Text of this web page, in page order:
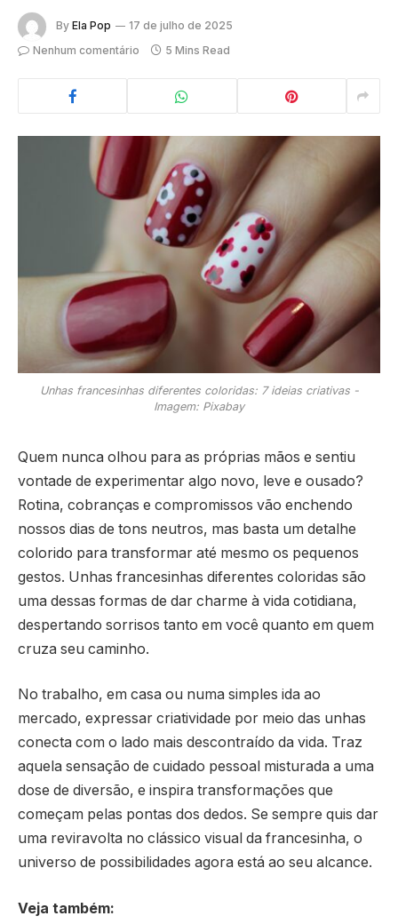
By Ela Pop
17 de julho de 2025
Nenhum comentário
5 Mins Read
Unhas francesinhas diferentes coloridas: 7 ideias criativas -
Imagem: Pixabay
Quem nunca olhou para as próprias mãos e sentiu
vontade de experimentar algo novo, leve e ousado?
Rotina, cobranças e compromissos vão enchendo
nossos dias de tons neutros, mas basta um detalhe
colorido para transformar até mesmo os pequenos
gestos. Unhas francesinhas diferentes coloridas são
uma dessas formas de dar charme à vida cotidiana,
despertando sorrisos tanto em você quanto em quem
cruza seu caminho.
No trabalho, em casa ou numa simples ida ao
mercado, expressar criatividade por meio das unhas
conecta com o lado mais descontraído da vida. Traz
aquela sensação de cuidado pessoal misturada a uma
dose de diversão, e inspira transformações que
começam pelas pontas dos dedos. Se sempre quis dar
uma reviravolta no clássico visual da francesinha, o
universo de possibilidades agora está ao seu alcance.
Veja também: